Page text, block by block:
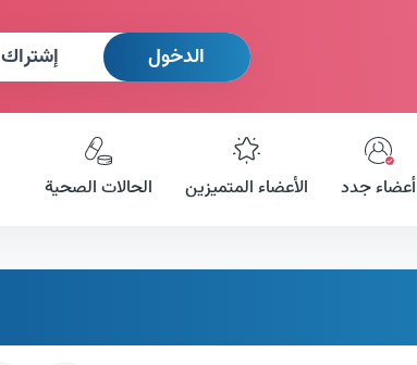
الدخول إشتراك
أعضاء جدد الأعضاء المتميزين الحالات الصحية